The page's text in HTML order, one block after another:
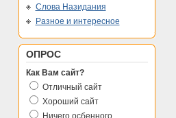
Слова Назидания
Разное и интересное
ОПРОС
Как Вам сайт?
Отличный сайт
Хороший сайт
Ничего осбенного